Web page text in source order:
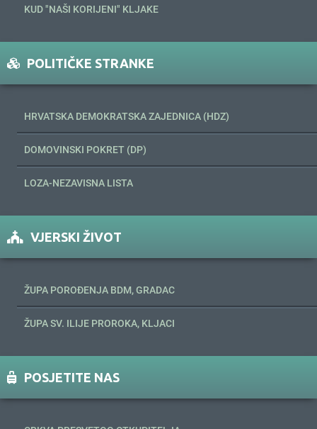
KUD "NAŠI KORIJENI" KLJAKE
POLITIČKE STRANKE
HRVATSKA DEMOKRATSKA ZAJEDNICA (HDZ)
DOMOVINSKI POKRET (DP)
LOZA-NEZAVISNA LISTA
VJERSKI ŽIVOT
ŽUPA POROĐENJA BDM, GRADAC
ŽUPA SV. ILIJE PROROKA, KLJACI
POSJETITE NAS